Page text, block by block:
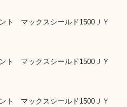
マックスシールド1500ＪＹ
マックスシールド1500ＪＹ
マックスシールド1500ＪＹ